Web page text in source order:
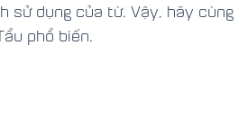
sử dụng của từ. Vậy, hãy cùng
phổ biến.